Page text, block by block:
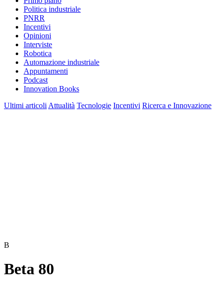
Politica industriale
PNRR
Incentivi
Opinioni
Interviste
Robotica
Automazione industriale
Appuntamenti
Podcast
Innovation Books
Ultimi articoli Attualità Tecnologie Incentivi Ricerca e Innovazione
B
Beta 80